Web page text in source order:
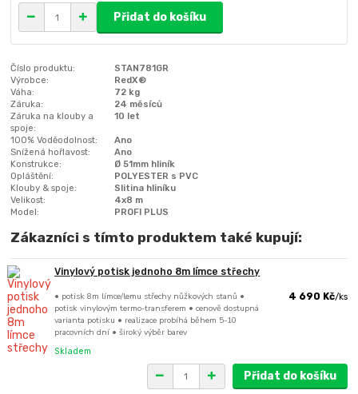
Přidat do košíku
Číslo produktu:
STAN781GR
Výrobce:
RedX®
Váha:
72 kg
Záruka:
24 měsíců
Záruka na klouby a
spoje:
10 let
100% Voděodolnost:
Ano
Snížená hořlavost:
Ano
Konstrukce:
Ø 51mm hliník
Opláštění:
POLYESTER s PVC
Klouby & spoje:
Slitina hliníku
Velikost:
4x8 m
Model:
PROFI PLUS
Zákazníci s tímto produktem také kupují:
Vinylový potisk jednoho 8m límce střechy
• potisk 8m límce/lemu střechy nůžkových stanů •
potisk vinylovým termo-transferem • cenově dostupná
varianta potisku • realizace probíhá během 5-10
pracovních dní • široký výběr barev
4 690 Kč/ks
Skladem
Přidat do košíku